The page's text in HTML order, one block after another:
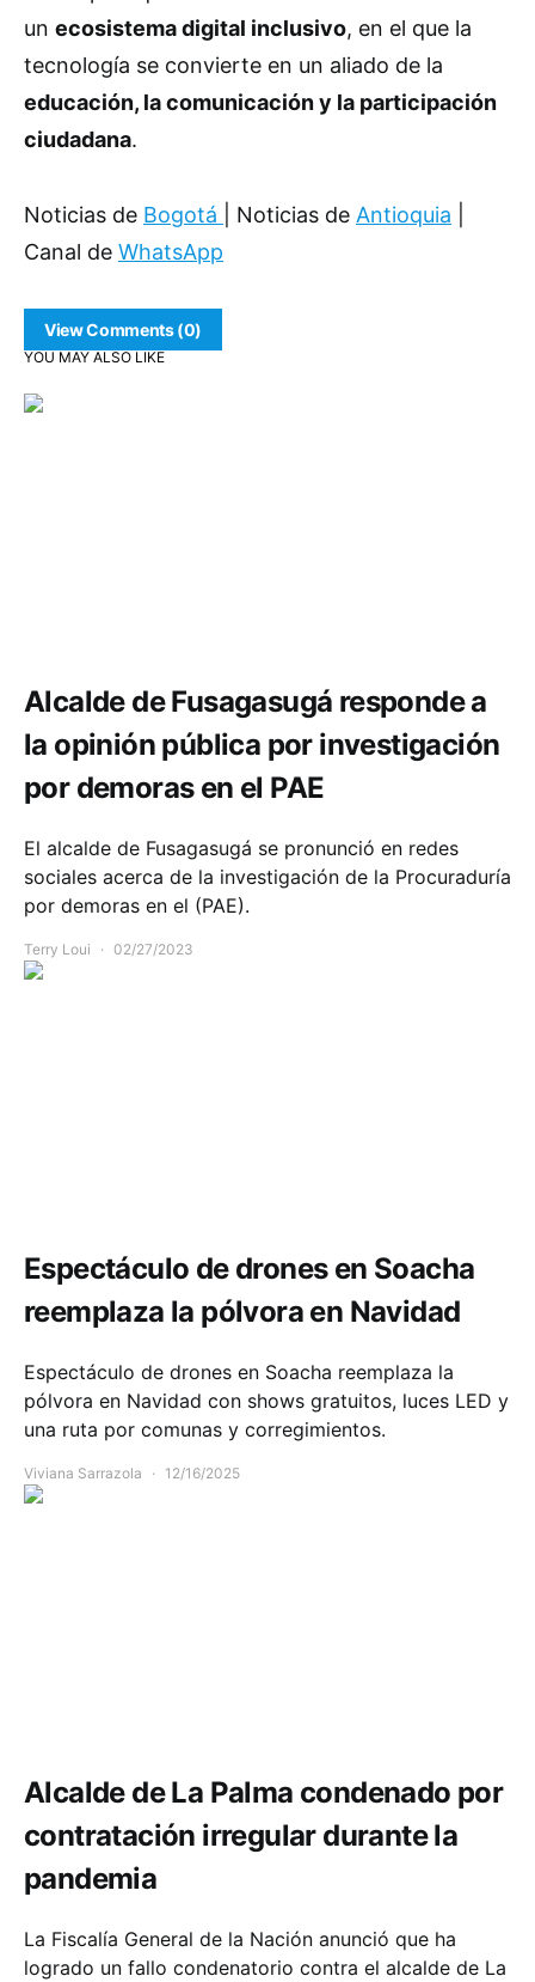
un ecosistema digital inclusivo, en el que la
tecnología se convierte en un aliado de la
educación, la comunicación y la participación
ciudadana.
Noticias de Bogotá | Noticias de Antioquia
Canal de WhatsApp
View Comments (0)
YOU MAY ALSO LIKE
Alcalde de Fusagasugá responde a
la opinión pública por investigación
por demoras en el PAE
El alcalde de Fusagasugá se pronunció en redes
sociales acerca de la investigación de la Procuraduría
por demoras en el (PAE).
Terry Loui 02/27/2023
Espectáculo de drones en Soacha
reemplaza la pólvora en Navidad
Espectáculo de drones en Soacha reemplaza la
pólvora en Navidad con shows gratuitos, luces LED y
una ruta por comunas y corregimientos.
Viviana Sarrazola 12/16/2025
Alcalde de La Palma condenado por
contratación irregular durante la
pandemia
La Fiscalía General de la Nación anunció que ha
logrado un fallo condenatorio contra el alcalde de La